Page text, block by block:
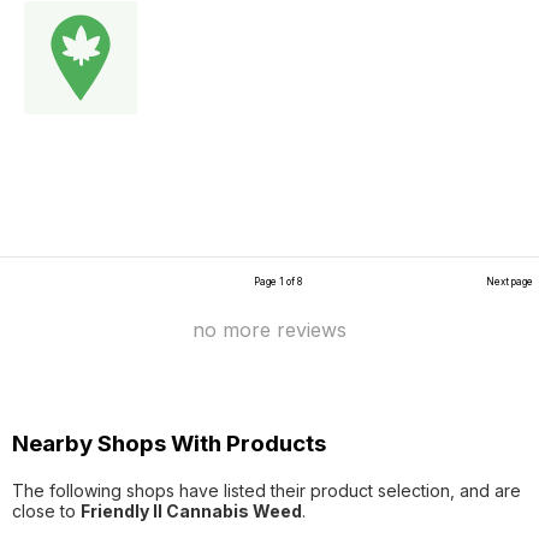
Page 1 of 8 Next page
no more reviews
Nearby Shops With Products
The following shops have listed their product selection, and are
close to Friendly ll Cannabis Weed.